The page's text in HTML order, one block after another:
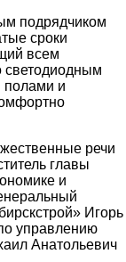
подрядчиком
сроки
всем
светодиодным
и
речи
главы
и
Игорь
управлению
Анатольевич